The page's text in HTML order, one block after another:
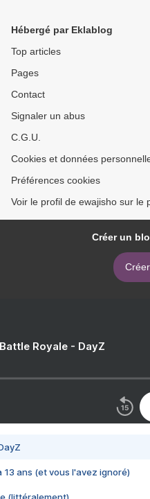
Hébergé par Eklablog
Top articles
Pages
Contact
Signaler un abus
C.G.U.
Cookies et données
Préférences cookies
Voir le profil de ewajisho sur le
Créer un
Royale - DayZ
13 ans (et vous l'avez ignoré)
(littéralement)